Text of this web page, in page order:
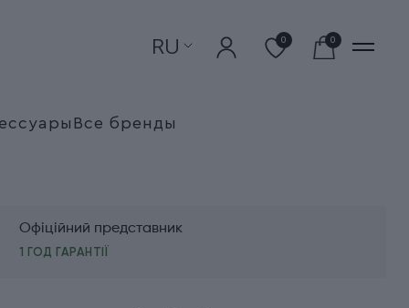
RU 0 0
Все бренды
Офіційний представник
1 ГОД ГАРАНТІЇ